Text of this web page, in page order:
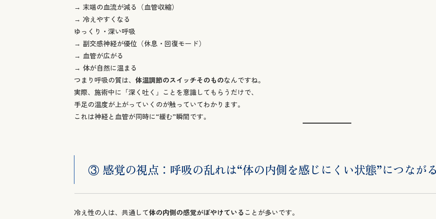
→ 末端の血流が減る（血管収縮）
→ 冷えやすくなる
ゆっくり・深い呼吸
→ 副交感神経が優位（休息・回復モード）
→ 血管が広がる
→ 体が自然に温まる
つまり呼吸の質は、 体温調節のスイッチそのものなんですね。
実際、施術中に「深く吐く」ことを意識してもらうだけで、
手足の温度が上がっていくのが触っていてわかります。
これは神経と血管が同時に“緩む”瞬間です。
③ 感覚の視点：呼吸の乱れは“体の内側を感じにくい状態”につなが
冷え性の人は、共通して体の内側の感覚がぼやけている ことが多いです。